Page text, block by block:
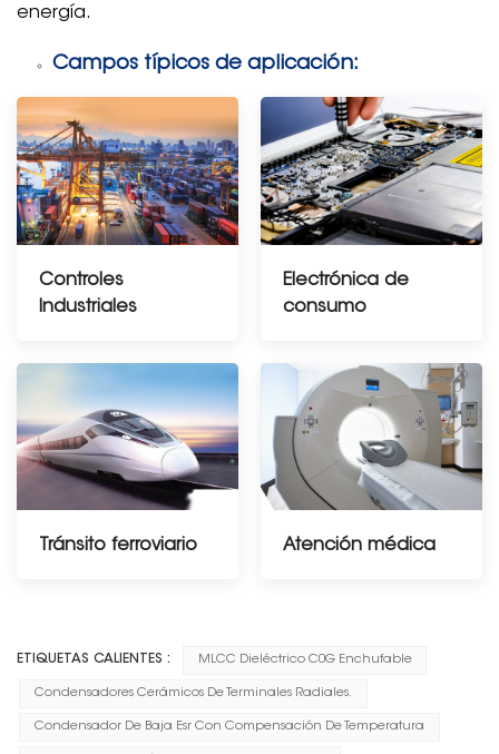
energía.
Campos típicos de aplicación:
Controles
Industriales
Electrónica de
consumo
Tránsito ferroviario Atención médica
ETIQUETAS CALIENTES : MLCC Dieléctrico C0G Enchufable
Condensadores Cerámicos De Terminales Radiales.
Condensador De Baja Esr Con Compensación De Temperatura